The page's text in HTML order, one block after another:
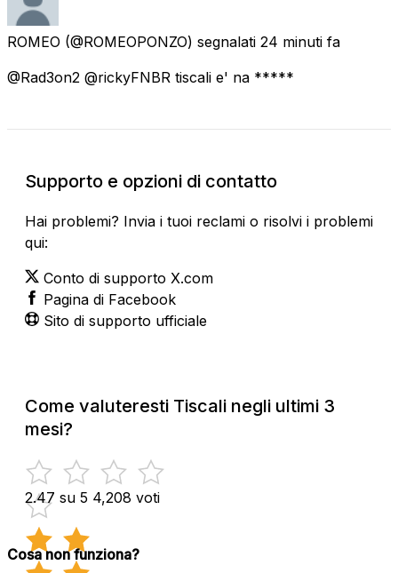
ROMEO (@ROMEOPONZO) segnalati 24 minuti fa
@Rad3on2 @rickyFNBR tiscali e' na *****
Supporto e opzioni di contatto
Hai problemi? Invia i tuoi reclami o risolvi i problemi
qui:
Conto di supporto X.com
Pagina di Facebook
Sito di supporto ufficiale
Come valuteresti Tiscali negli ultimi 3
mesi?
2.47 su 5 4,208 voti
Cosa non funziona?